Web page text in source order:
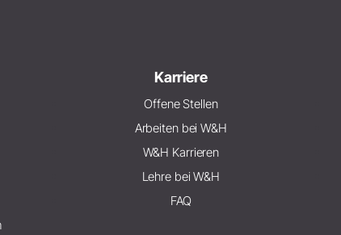
Karriere
Offene Stellen
Arbeiten bei W&H
W&H Karrieren
Lehre bei W&H
FAQ